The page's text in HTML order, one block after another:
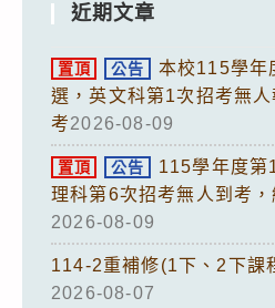
近期文章
置頂 公告
本校115學年
選，英文科第1次招考無
考2026-08-09
置頂 公告
115學年度第
理科第6次招考無人到考
2026-08-09
114-2重補修(1下、2下課
2026-08-07